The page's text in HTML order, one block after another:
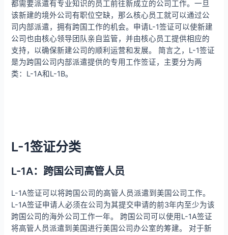
都需要派遣有专业知识的员工前往新成立的公司工作。一旦
该新建的境外公司有职位空缺，那么核心员工就可以通过公
司内部派遣，拥有跨国工作的机会。申请L-1签证可以使新建
公司也由核心领导团队亲自监管，并由核心员工提供相应的
支持，以确保新建公司的顺利运营和发展。 简言之，L-1签证
是为跨国公司内部派遣提供的专用工作签证，主要分为两
类：L-1A和L-1B。
L-1签证分类
L-1A：跨国公司高管人员
L-1A签证可以将跨国公司的高管人员派遣到美国公司工作。
L-1A签证申请人必须在公司为其提交申请的前3年内至少为该
跨国公司的海外公司工作一年。 跨国公司可以使用L-1A签证
将高管人员派遣到美国进行美国公司办公室的筹建。 对于新